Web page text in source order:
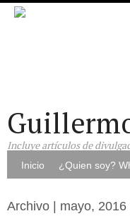
Incluye artículos de
Inicio ¿Quien soy?
Archivo | mayo, 2016